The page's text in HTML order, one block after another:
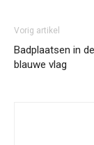
Vorig artikel
Badplaatsen in
blauwe vlag